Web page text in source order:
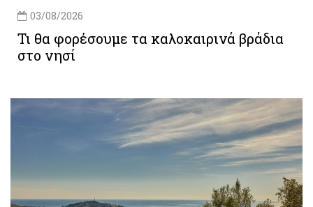
03/08/2026
Τι θα φορέσουμε τα καλοκαιρινά βράδια
στο νησί